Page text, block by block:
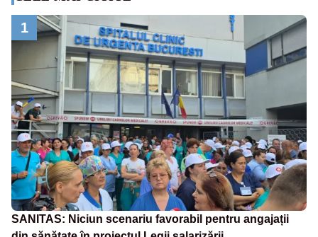
1
SANITAS: Niciun scenariu favorabil pentru angajații